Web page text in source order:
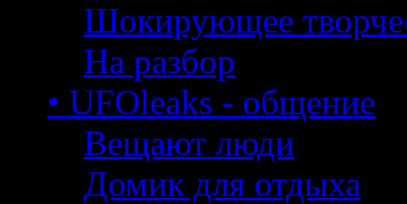
Шокирующее
На разбор
• UFOleaks - общение
Вещают люди
Домик для отдыха